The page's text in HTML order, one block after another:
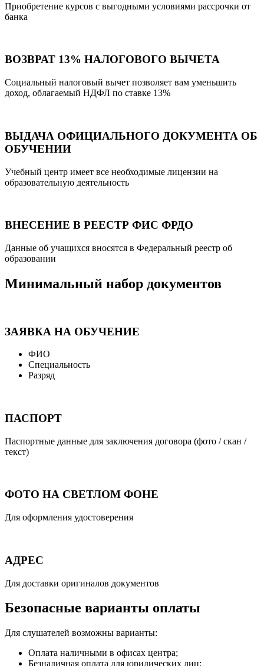
Приобретение курсов с выгодными условиями рассрочки от
банка
ВОЗВРАТ 13% НАЛОГОВОГО ВЫЧЕТА
Социальный налоговый вычет позволяет вам уменьшить
доход, облагаемый НДФЛ по ставке 13%
ВЫДАЧА ОФИЦИАЛЬНОГО ДОКУМЕНТА ОБ
ОБУЧЕНИИ
Учебный центр имеет все необходимые лицензии на
образовательную деятельность
ВНЕСЕНИЕ В РЕЕСТР ФИС ФРДО
Данные об учащихся вносятся в Федеральный реестр об
образовании
Минимальный набор документов
ЗАЯВКА НА ОБУЧЕНИЕ
ФИО
Специальность
Разряд
ПАСПОРТ
Паспортные данные для заключения договора (фото / скан /
текст)
ФОТО НА СВЕТЛОМ ФОНЕ
Для оформления удостоверения
АДРЕС
Для доставки оригиналов документов
Безопасные варианты оплаты
Для слушателей возможны варианты:
Оплата наличными в офисах центра;
Безналичная оплата для юридических лиц;